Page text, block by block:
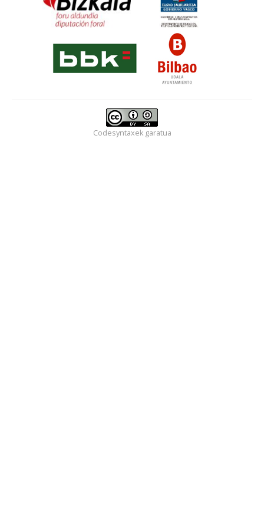
Harrobi edarra, benetan, Bizkaiko eskoletan dekoguna.
Hurrengo urteetan aitamen asko izango dituez
'Kaskonduen' finala prest
Algortan bertso ederrak
Codesyntaxekgaratua